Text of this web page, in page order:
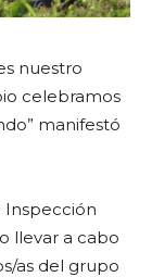
nuestro
celebramos
manifestó
Inspección
llevar a cabo
as del grupo